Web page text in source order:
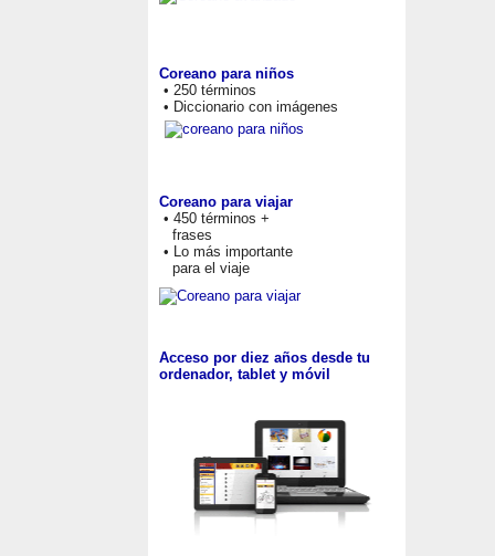
Coreano para niños
• 250 términos
• Diccionario con imágenes
Coreano para viajar
• 450 términos +
frases
• Lo más importante
para el viaje
Acceso por diez años desde tu
ordenador, tablet y móvil